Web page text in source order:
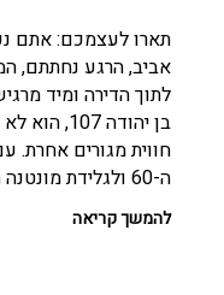
תארו לעצמכם: אתם
אביב, הרגע נחתתם,
לתוך הדירה ומיד
בן יהודה
חווית מגורים אחרת.
ה-60 ולגלידת מונטנה האגדית,…
להמשך קריאה